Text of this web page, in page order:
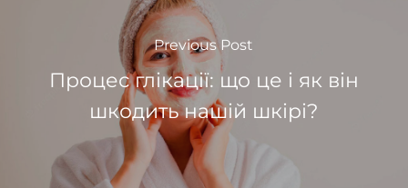
Previous Post
Процес глікації: що це і як він
шкодить нашій шкірі?